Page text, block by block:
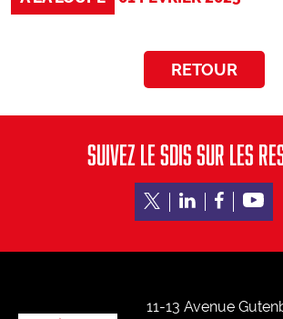
Accessibilité des véhicules
Urbanisme
KIOSQUE
Documents officiels
Médias
RETOUR
SUIVEZ LE SDIS SUR LES
11-13 Avenue